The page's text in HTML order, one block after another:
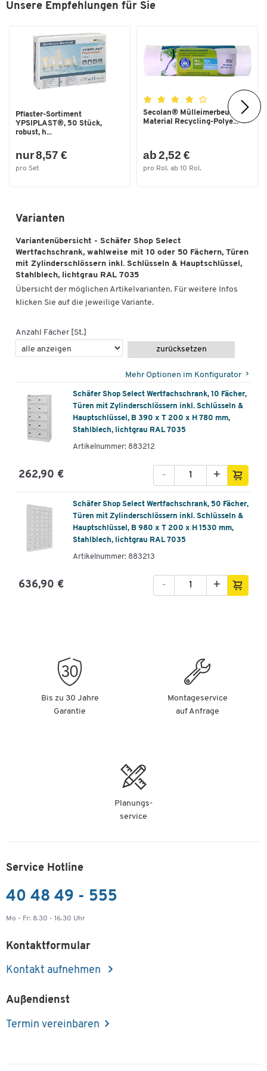
Unsere Empfehlungen für Sie
Pflaster-Sortiment
YPSIPLAST®, 50 Stück,
robust, h...
nur 8,57 €
pro Set
Secolan® Mülleimerbeutel,
Material Recycling-Polye...
ab 2,52 €
pro Rol. ab 10 Rol.
Varianten
Variantenübersicht - Schäfer Shop Select
Wertfachschrank, wahlweise mit 10 oder 50 Fächern, Türen
mit Zylinderschlössern inkl. Schlüsseln & Hauptschlüssel,
Stahlblech, lichtgrau RAL 7035
Übersicht der möglichen Artikelvarianten. Für weitere Infos
klicken Sie auf die jeweilige Variante.
Anzahl Fächer [St.]
zurücksetzen
Mehr Optionen im Konfigurator
Schäfer Shop Select Wertfachschrank, 10 Fächer,
Türen mit Zylinderschlössern inkl. Schlüsseln &
Hauptschlüssel, B 390 x T 200 x H 780 mm,
Stahlblech, lichtgrau RAL 7035
Artikelnummer: 883212
262,90 € +
-
Schäfer Shop Select Wertfachschrank, 50 Fächer,
Türen mit Zylinderschlössern inkl. Schlüsseln &
Hauptschlüssel, B 980 x T 200 x H 1530 mm,
Stahlblech, lichtgrau RAL 7035
Artikelnummer: 883213
636,90 € +
-
Bis zu 30 Jahre
Garantie
Montageservice
auf Anfrage
Planungs-
service
Service Hotline
40 48 49 - 555
Mo - Fr: 8.30 - 16.30 Uhr
Kontaktformular
Kontakt aufnehmen
Außendienst
Termin vereinbaren